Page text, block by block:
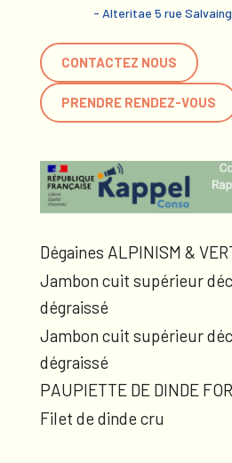
- Alteritae 5 rue Salvaing
CONTACTEZ NOUS
PRENDRE RENDEZ-VOUS
Dégaines ALPINISM &
Jambon cuit supérieur
dégraissé
Jambon cuit supérieur
dégraissé
PAUPIETTE DE DINDE
Filet de dinde cru